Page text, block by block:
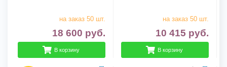
на заказ 50 шт.
18 600 руб.
В корзину
на заказ 50 шт.
10 415 руб.
В корзину